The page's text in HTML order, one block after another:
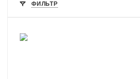
ФИЛЬТР